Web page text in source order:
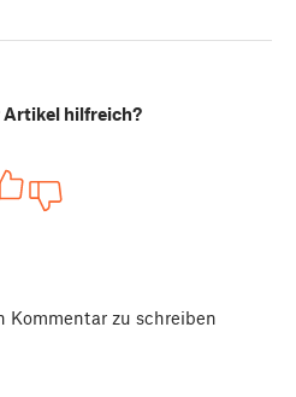
Artikel hilfreich?
Kommentar zu schreiben